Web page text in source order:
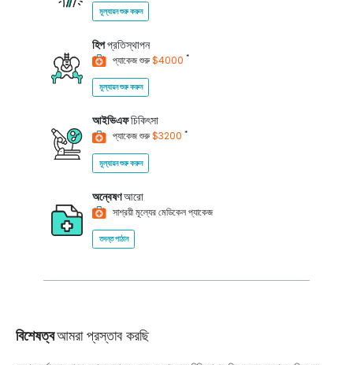
মূল্যায়ন শুরু করুন
হিপপ্রতিস্থাপন
প্যাকেজ শুরু$4000 *
মূল্যায়ন শুরু করুন
আইভিএফচিকিৎসা
প্যাকেজ শুরু$3200 *
মূল্যায়ন শুরু করুন
অন্বেষণআরো
সাশ্রয়ী মূল্যের মেডিকেল প্যাকেজ
তদন্ত পাঠান
বিশেষত্বআমরা প্রস্তাব করছি